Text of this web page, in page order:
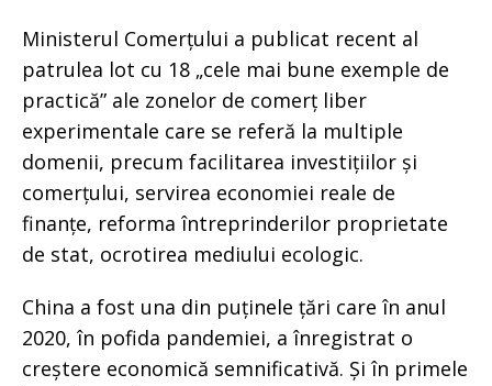
Ministerul Comerțului a publicat recent al
patrulea lot cu 18 „cele mai bune exemple de
practică” ale zonelor de comerț liber
experimentale care se referă la multiple
domenii, precum facilitarea investițiilor și
comerțului, servirea economiei reale de
finanțe, reforma întreprinderilor proprietate
de stat, ocrotirea mediului ecologic.
China a fost una din puținele țări care în anul
2020, în pofida pandemiei, a înregistrat o
creștere economică semnificativă. Și în primele